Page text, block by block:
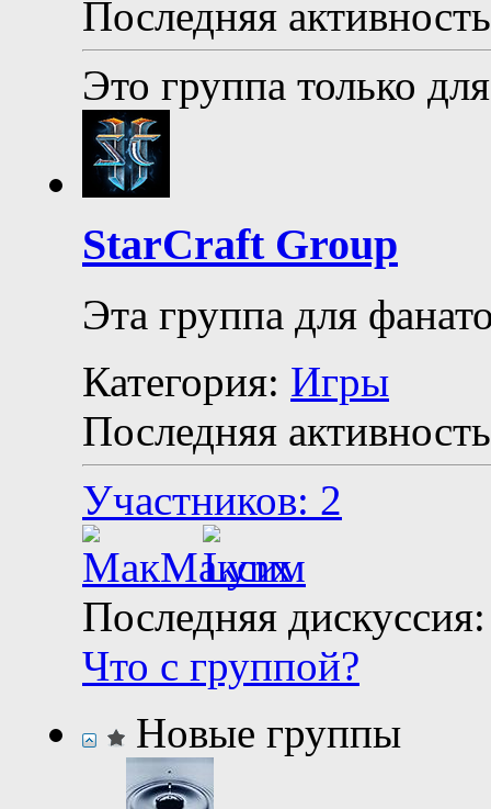
Последняя
Это группа только
StarCraft Group
Эта группа для
Категория: Игры
Последняя
Участников: 2
Последняя дискуссия:
Что с группой?
Новые группы